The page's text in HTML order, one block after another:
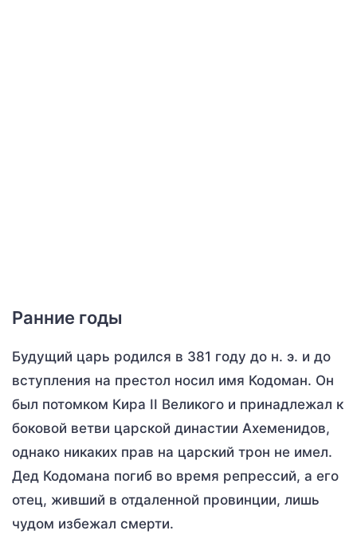
Ранние годы
Будущий царь родился в 381 году до н. э. и до
вступления на престол носил имя Кодоман. Он
был потомком Кира II Великого и принадлежал к
боковой ветви царской династии Ахеменидов,
однако никаких прав на царский трон не имел.
Дед Кодомана погиб во время репрессий, а его
отец, живший в отдаленной провинции, лишь
чудом избежал смерти.